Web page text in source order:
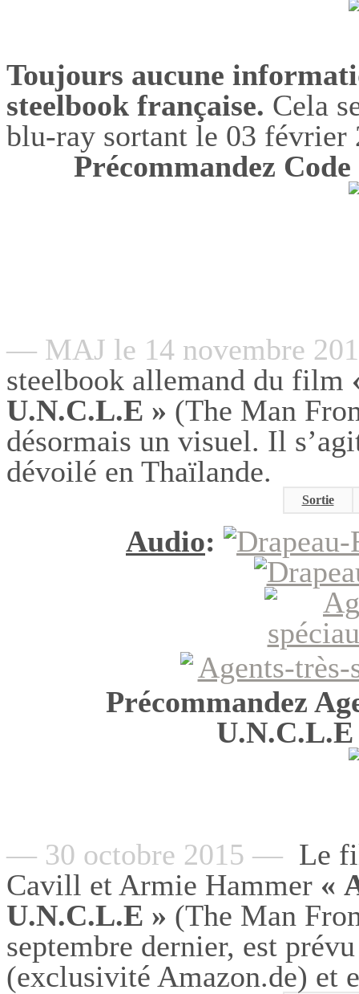
Toujours aucune
steelbook française. Cela
blu-ray sortant le 03 février
Précommandez
— MAJ le 14 novembre
steelbook allemand du film
U.N.C.L.E » (The Man
désormais un visuel. Il
dévoilé en Thaïlande.
Sortie
Audio:
Précommandez
— 30 octobre 2015 — Le
Cavill et Armie Hammer «
U.N.C.L.E » (The Man
septembre dernier, est
(exclusivité Amazon.de) et